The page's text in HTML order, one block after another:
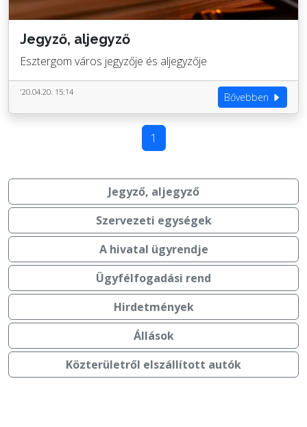
Jegyző, aljegyző
Esztergom város jegyzője és aljegyzője
'20.04.20. 15:14 Bővebben
1
Jegyző, aljegyző
Szervezeti egységek
A hivatal ügyrendje
Ügyfélfogadási rend
Hirdetmények
Állások
Közterületről elszállított autók